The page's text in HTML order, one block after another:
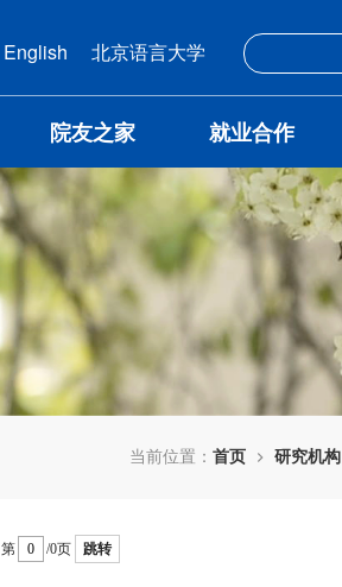
English 北京语言大学
院友之家 就业合作
当前位置： 首页 研究机构
第 /0页 跳转